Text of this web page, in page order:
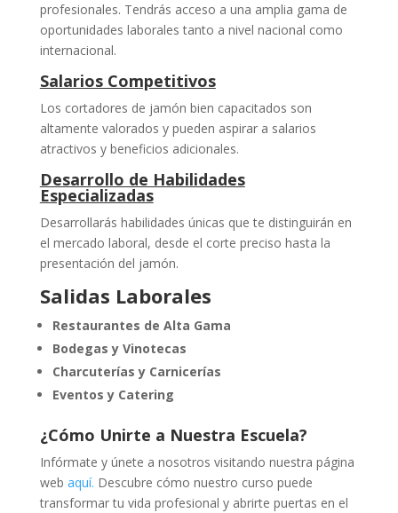
profesionales. Tendrás acceso a una amplia gama de
oportunidades laborales tanto a nivel nacional como
internacional.
Salarios Competitivos
Los cortadores de jamón bien capacitados son
altamente valorados y pueden aspirar a salarios
atractivos y beneficios adicionales.
Desarrollo de Habilidades
Especializadas
Desarrollarás habilidades únicas que te distinguirán en
el mercado laboral, desde el corte preciso hasta la
presentación del jamón.
Salidas Laborales
Restaurantes de Alta Gama
Bodegas y Vinotecas
Charcuterías y Carnicerías
Eventos y Catering
¿Cómo Unirte a Nuestra Escuela?
Infórmate y únete a nosotros visitando nuestra página
web aquí. Descubre cómo nuestro curso puede
transformar tu vida profesional y abrirte puertas en el